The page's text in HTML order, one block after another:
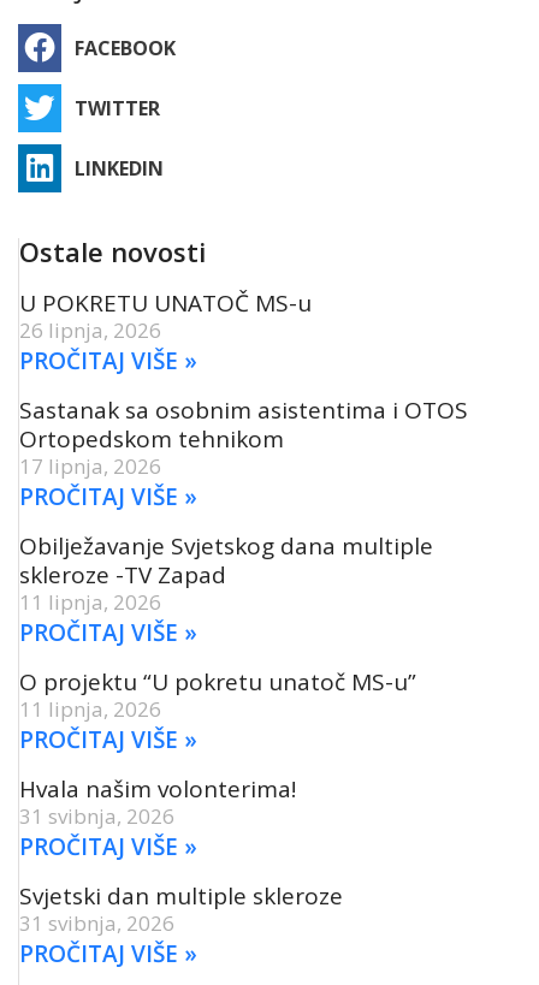
FACEBOOK
TWITTER
LINKEDIN
Ostale novosti
U POKRETU UNATOČ MS-u
26 lipnja, 2026
PROČITAJ VIŠE »
Sastanak sa osobnim asistentima i OTOS
Ortopedskom tehnikom
17 lipnja, 2026
PROČITAJ VIŠE »
Obilježavanje Svjetskog dana multiple
skleroze -TV Zapad
11 lipnja, 2026
PROČITAJ VIŠE »
O projektu “U pokretu unatoč MS-u”
11 lipnja, 2026
PROČITAJ VIŠE »
Hvala našim volonterima!
31 svibnja, 2026
PROČITAJ VIŠE »
Svjetski dan multiple skleroze
31 svibnja, 2026
PROČITAJ VIŠE »